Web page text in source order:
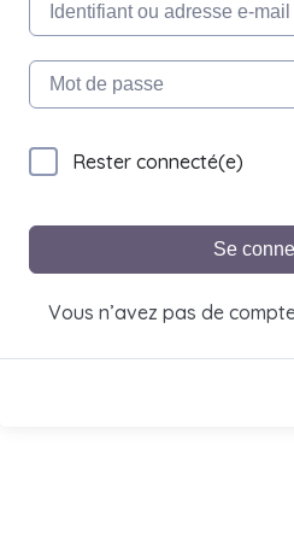
Rester connecté(e)
Se
Vous n’avez pas de